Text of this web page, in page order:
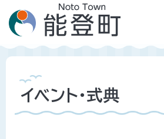
イベント・式典